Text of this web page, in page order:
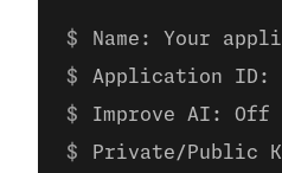
Name: Your
Application ID:
Improve AI: Off
Private/Public